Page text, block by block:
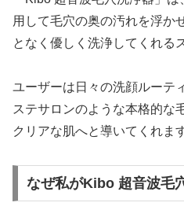
用して毛穴の奥の汚れを浮か
となく優しく洗浄してくれる
ユーザーは日々の洗顔ルーテ
ステサロンのような本格的な
クリアな肌へと導いてくれます
なぜ私がKibo 超音波毛